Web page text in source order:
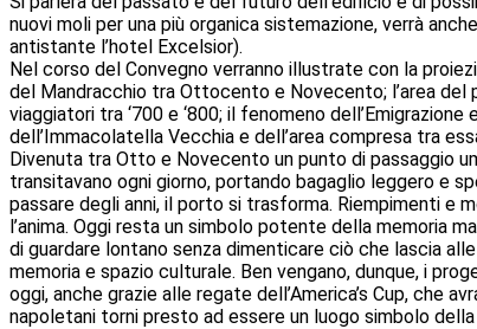
nuovi moli per una più organica sistemazione, verrà
antistante l’hotel Excelsior).
Nel corso del Convegno verranno illustrate con la
del Mandracchio tra Ottocento e Novecento; l’area del
viaggiatori tra ‘700 e ‘800; il fenomeno
dell’Immacolatella Vecchia e dell’area compresa tra
Divenuta tra Otto e Novecento un punto di passaggio
transitavano ogni giorno, portando bagaglio leggero e
passare degli anni, il porto si trasforma. Riempimenti e
l’anima. Oggi resta un simbolo potente della memoria
di guardare lontano senza dimenticare ciò che lascia
memoria e spazio culturale. Ben vengano, dunque, i
oggi, anche grazie alle regate dell’America’s Cup, che
napoletani torni presto ad essere un luogo simbolo